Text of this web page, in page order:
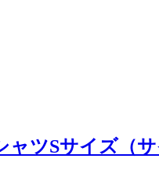
ツSサイズ（